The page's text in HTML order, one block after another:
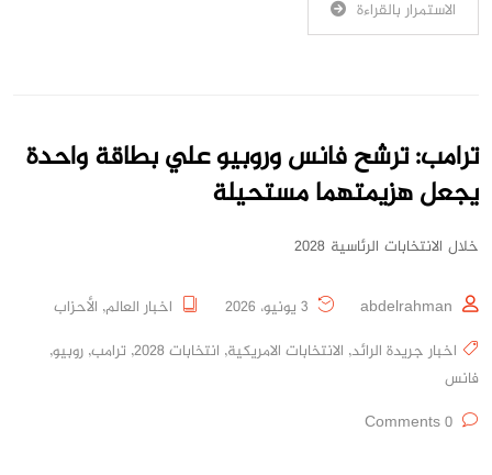
الاستمرار بالقراءة
ترامب: ترشح فانس وروبيو علي بطاقة واحدة
يجعل هزيمتهما مستحيلة
خلال الانتخابات الرئاسية 2028
abdelrahman اخبار العالم, الأحزاب
اخبار جريدة الرائد, الانتخابات الامريكية, انتخابات 2028 , ترامب, روبيو,
فانس